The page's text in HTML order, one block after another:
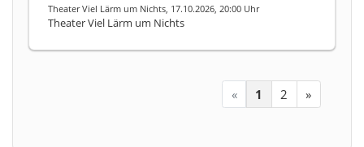
Theater Viel Lärm um Nichts, 17.10.2026, 20:00 Uhr
Theater Viel Lärm um Nichts
« 1 2 »